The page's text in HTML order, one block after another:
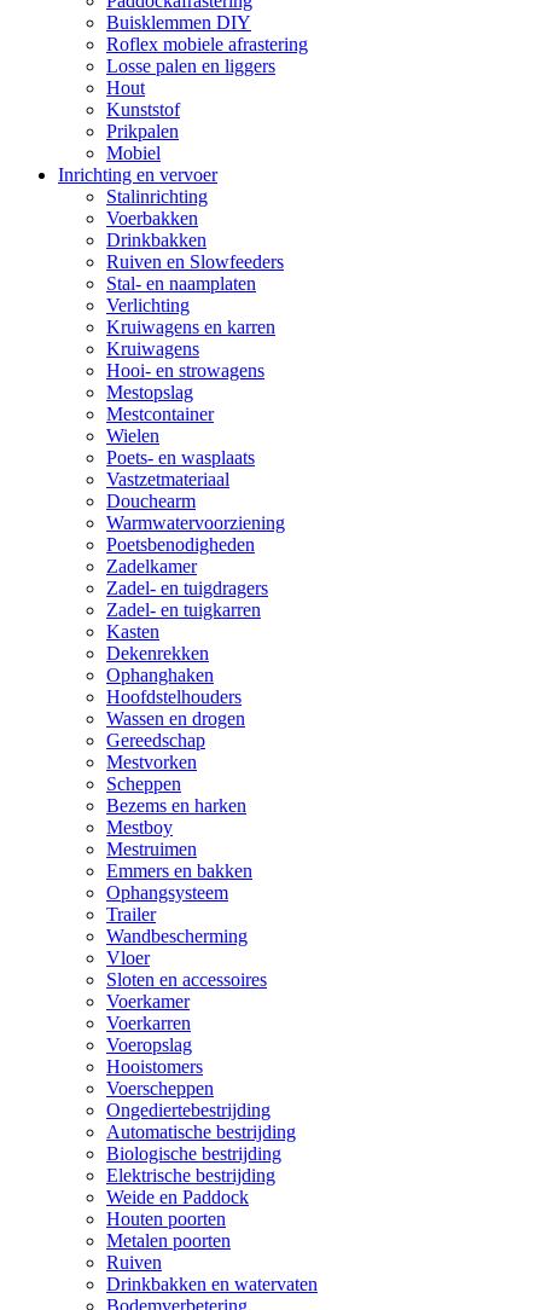
Buisklemmen DIY
Roflex mobiele afrastering
Losse palen en liggers
Hout
Kunststof
Prikpalen
Mobiel
Inrichting en vervoer
Stalinrichting
Voerbakken
Drinkbakken
Ruiven en Slowfeeders
Stal- en naamplaten
Verlichting
Kruiwagens en karren
Kruiwagens
Hooi- en strowagens
Mestopslag
Mestcontainer
Wielen
Poets- en wasplaats
Vastzetmateriaal
Douchearm
Warmwatervoorziening
Poetsbenodigheden
Zadelkamer
Zadel- en tuigdragers
Zadel- en tuigkarren
Kasten
Dekenrekken
Ophanghaken
Hoofdstelhouders
Wassen en drogen
Gereedschap
Mestvorken
Scheppen
Bezems en harken
Mestboy
Mestruimen
Emmers en bakken
Ophangsysteem
Trailer
Wandbescherming
Vloer
Sloten en accessoires
Voerkamer
Voerkarren
Voeropslag
Hooistomers
Voerscheppen
Ongediertebestrijding
Automatische bestrijding
Biologische bestrijding
Elektrische bestrijding
Weide en Paddock
Houten poorten
Metalen poorten
Ruiven
Drinkbakken en watervaten
Bodemverbetering